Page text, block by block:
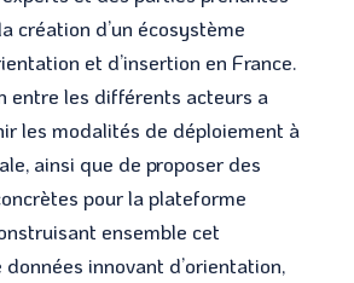
création d’un écosystème
et d’insertion en France.
entre les différents acteurs a
les modalités de déploiement à
ainsi que de proposer des
pour la plateforme
ensemble cet
innovant d’orientation,